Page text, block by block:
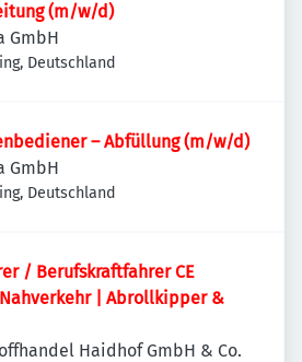
(m/w/d)
GmbH
Deutschland
– Abfüllung (m/w/d)
GmbH
Deutschland
/ Berufskraftfahrer CE
| Abrollkipper &
Haidhof GmbH & Co.